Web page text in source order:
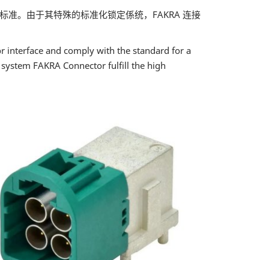
准。由于其特殊的标准化锁定係统，FAKRA 连接
interface and comply with the standard for a
FAKRA Connector fulfill the high